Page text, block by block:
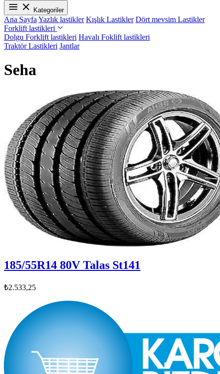
Kategoriler
Ana Sayfa Yazlık lastikler Kışlık Lastikler Dört mevsim Lastikler
Forklift lastikleri
Dolgu Forklift lastikleri Havalı Foklift lastikleri
Traktör Lastikleri Jantlar
Seha
185/55R14 80V Talas St141
₺2.533,25